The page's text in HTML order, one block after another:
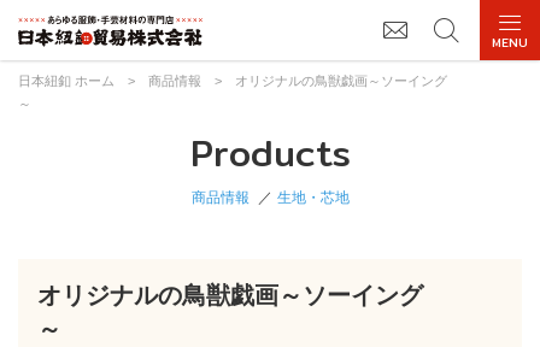
日本紐釦 ホーム > 商品情報 >
オリジナルの鳥獣戯画～ソーイング
～
Products
商品情報 生地・芯地
オリジナルの鳥獣戯画～ソーイング
～